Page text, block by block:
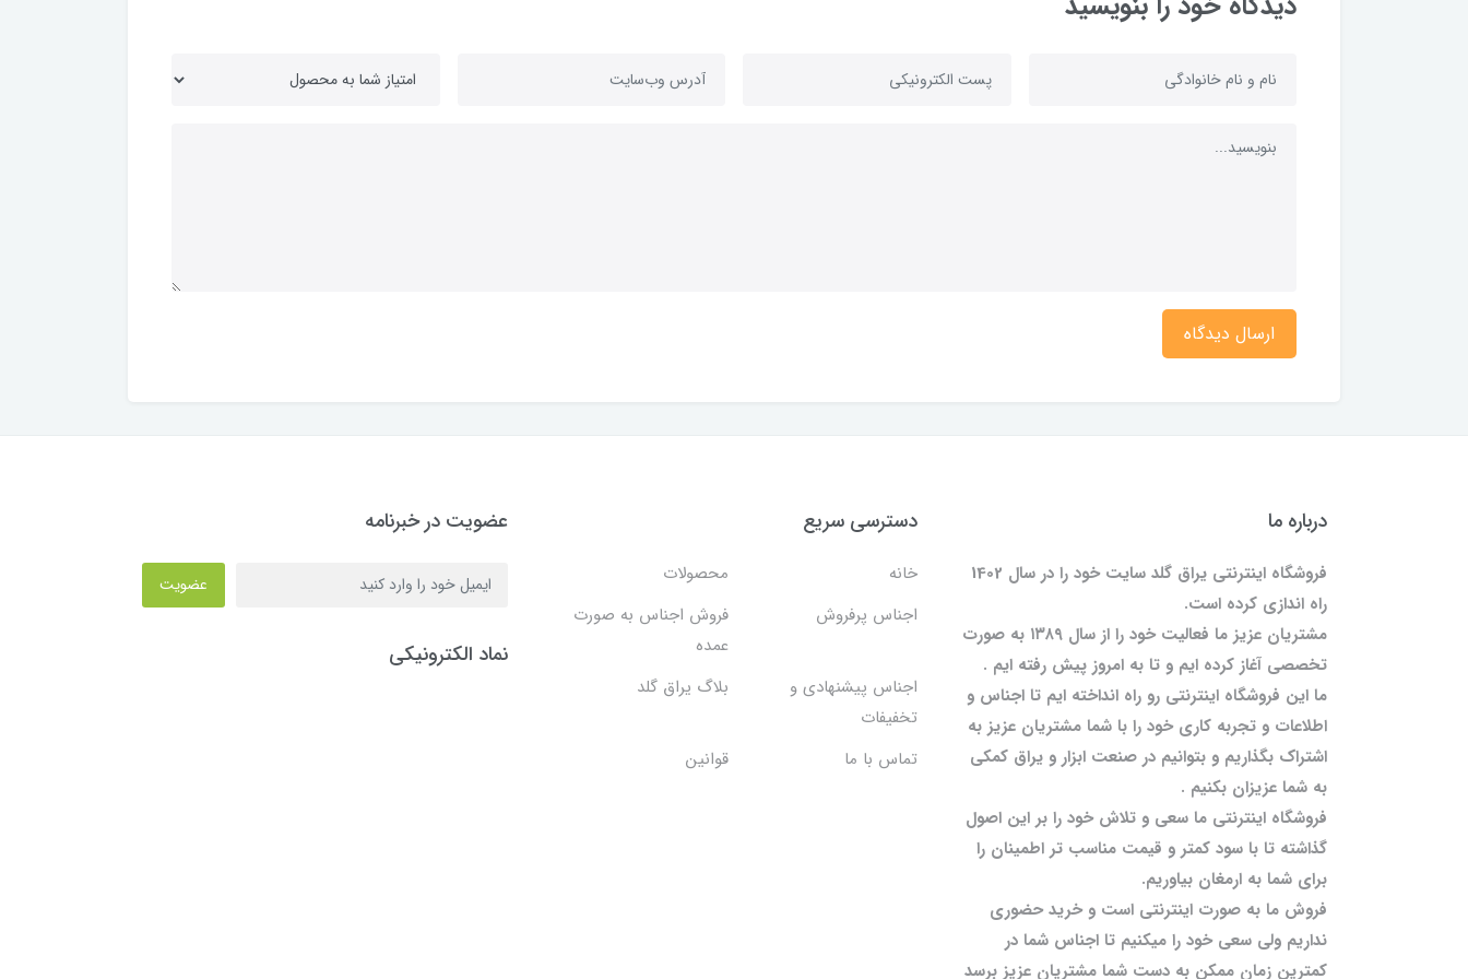
ارسال دیدگاه
درباره ما
فروشگاه اینترنتی یراق گلد سایت خود را در سال 1402
راه اندازی کرده است.
مشتریان عزیز ما فعالیت خود را از سال ۱۳۸۹ به صورت
تخصصی آغاز کرده ایم و تا به امروز پیش رفته ایم .
ما این فروشگاه اینترنتی رو راه انداخته ایم تا اجناس و
اطلاعات و تجربه کاری خود را با شما مشتریان عزیز به
اشتراک بگذاریم و بتوانیم در صنعت ابزار و یراق کمکی
به شما عزیزان بکنیم .
فروشگاه اینترنتی ما سعی و تلاش خود را بر این اصول
گذاشته تا با سود کمتر و قیمت مناسب تر اطمینان را
برای شما به ارمغان بیاوریم.
فروش ما به صورت اینترنتی است و خرید حضوری
نداریم ولی سعی خود را میکنیم تا اجناس شما در
کمترین زمان ممکن به دست شما مشتریان عزیز برسد
دسترسی سریع
خانه
محصولات
اجناس پرفروش
فروش اجناس به صورت
عمده
اجناس پیشنهادی و
تخفیفات
بلاگ یراق گلد
تماس با ما قوانین
عضویت در خبرنامه
عضویت
نماد الکترونیکی